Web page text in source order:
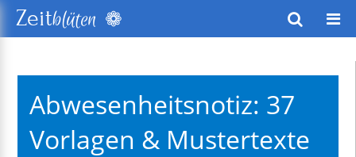
Zeitblüten ❁
Abwesenheitsnotiz: 37
Vorlagen & Mustertexte